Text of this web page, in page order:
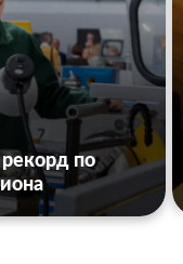
по